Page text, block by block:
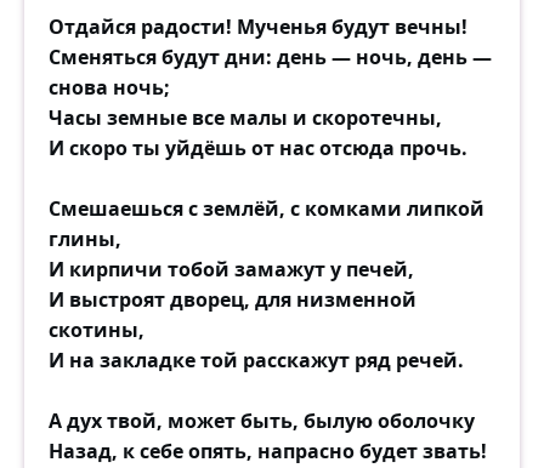
Отдайся радости! Мученья будут вечны!
Сменяться будут дни: день — ночь, день —
снова ночь;
Часы земные все малы и скоротечны,
И скоро ты уйдёшь от нас отсюда прочь.
Смешаешься с землёй, с комками липкой
глины,
И кирпичи тобой замажут у печей,
И выстроят дворец, для низменной
скотины,
И на закладке той расскажут ряд речей.
А дух твой, может быть, былую оболочку
Назад, к себе опять, напрасно будет звать!